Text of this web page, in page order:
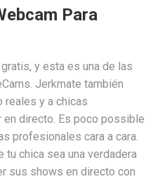
Para
y esta es una de las
Jerkmate también
reales y a chicas
directo. Es poco possible
profesionales cara a cara.
chica sea una verdadera
sus shows en directo con